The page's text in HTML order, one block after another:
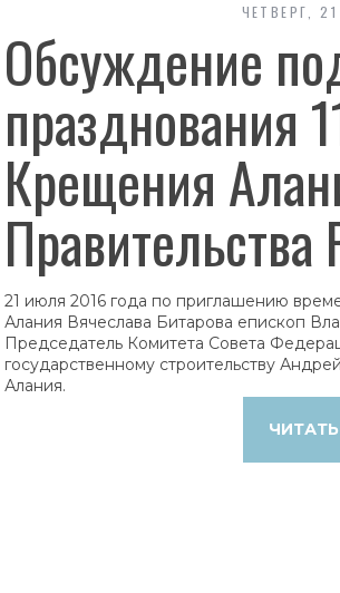
ЧЕТВЕРГ,
Обсуждение
празднования
Крещения
21 июля 2016 года по приглашению
Алания Вячеслава Битарова епископ
Председатель Комитета Совета
государственному строительству
Алания.